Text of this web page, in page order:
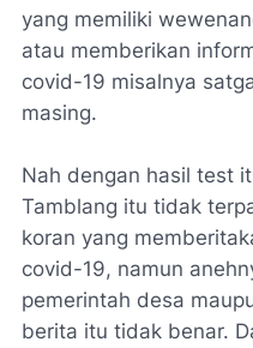
yang memiliki
atau memberikan
covid-19 misalnya
masing.
Nah dengan hasil test
Tamblang itu tidak
koran yang
covid-19, namun
pemerintah desa
berita itu tidak benar.